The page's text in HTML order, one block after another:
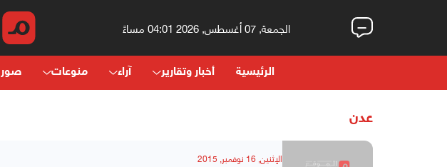
الجمعة, 07 أغسطس, 2026 04:01 مساءً
الرئيسية أخبار وتقارير آراء منوعات صور
عدن
الإثنين, 16 نوفمبر, 2015